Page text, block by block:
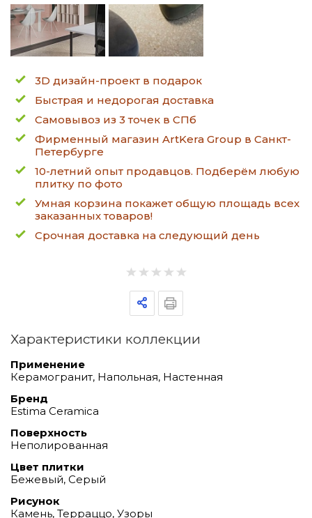
3D дизайн-проект в подарок
Быстрая и недорогая доставка
Самовывоз из 3 точек в СПб
Фирменный магазин ArtKera Group в Санкт-
Петербурге
10-летний опыт продавцов. Подберём любую
плитку по фото
Умная корзина покажет общую площадь всех
заказанных товаров!
Срочная доставка на следующий день
Характеристики коллекции
Применение
Керамогранит, Напольная, Настенная
Бренд
Estima Ceramica
Поверхность
Неполированная
Цвет плитки
Бежевый, Серый
Рисунок
Камень, Терраццо, Узоры